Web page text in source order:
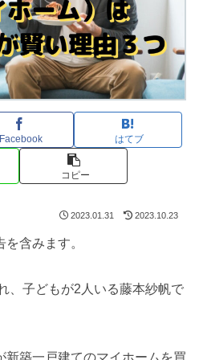
Facebook はてブ
コピー
2023.01.31 2023.10.23
を含みます。
、子どもが2人いる藤本紗帆で
新築一戸建てのマイホームを買